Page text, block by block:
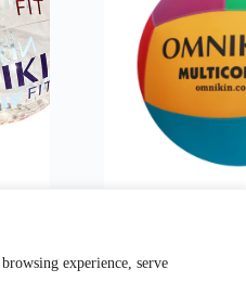
experience, serve
Ballon